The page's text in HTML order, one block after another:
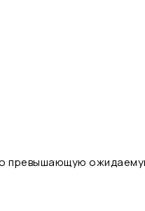
превышающую